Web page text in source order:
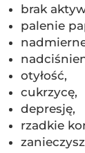
brak
palenie
otyłość,
cukrzycę,
depresję,
rzadkie